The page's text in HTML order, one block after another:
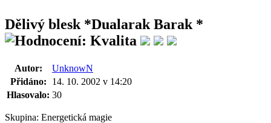
Dělivý blesk *Dualarak Barak *
Autor:
UnknowN
Přidáno:
14. 10. 2002 v 14:20
Hlasovalo: 30
Skupina: Energetická magie